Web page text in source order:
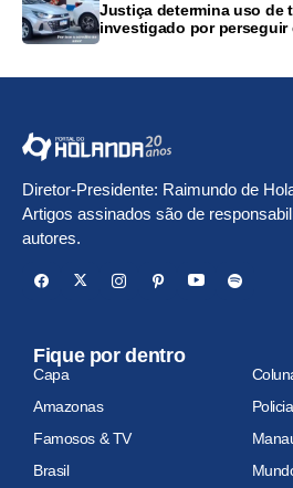
Justiça determina uso de
investigado por perseguir
Diretor-Presidente: Raimundo de
Artigos assinados são de
autores.
Fique por dentro
Capa
Amazonas
Famosos & TV
Brasil